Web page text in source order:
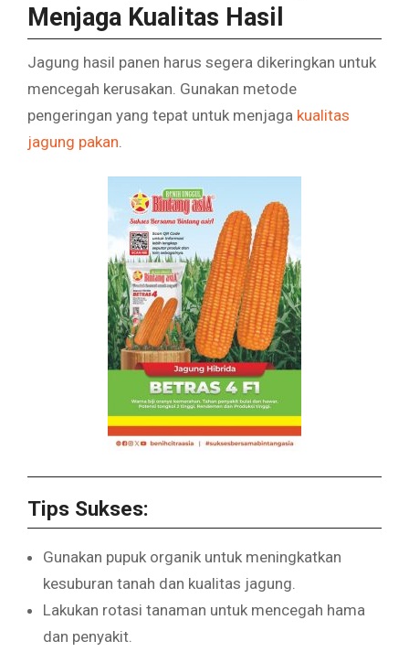
Menjaga Kualitas Hasil
Jagung hasil panen harus segera dikeringkan untuk
mencegah kerusakan. Gunakan metode
pengeringan yang tepat untuk menjaga kualitas
jagung pakan.
Tips Sukses:
Gunakan pupuk organik untuk meningkatkan
kesuburan tanah dan kualitas jagung.
Lakukan rotasi tanaman untuk mencegah hama
dan penyakit.